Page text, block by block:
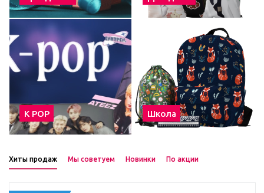
К POP Школа
Хиты продаж Мы советуем Новинки По акции